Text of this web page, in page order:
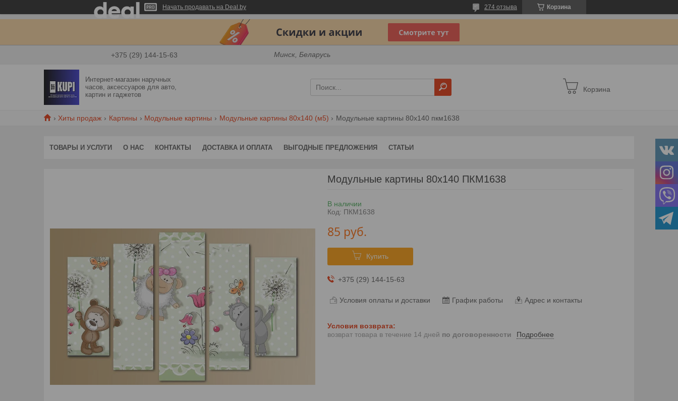
Начать продавать на Deal.by Корзина
274 отзыва
+375 (29) 144-15-63 Минск, Беларусь
Интернет-магазин наручных
часов, аксессуаров для авто,
картин и гаджетов
Корзина
Хиты продаж Картины Модульные картины Модульные картины 80х140 (м5) Модульные картины 80x140 пкм1638
ТОВАРЫ И УСЛУГИ О НАС КОНТАКТЫ ДОСТАВКА И ОПЛАТА ВЫГОДНЫЕ ПРЕДЛОЖЕНИЯ СТАТЬИ
Модульные картины 80x140 ПКМ1638
В наличии
Код: ПКМ1638
85 руб.
Купить
+375 (29) 144-15-63
Условия оплаты и доставки График работы Адрес и контакты
возврат товара в течение 14 дней по договоренности Подробнее